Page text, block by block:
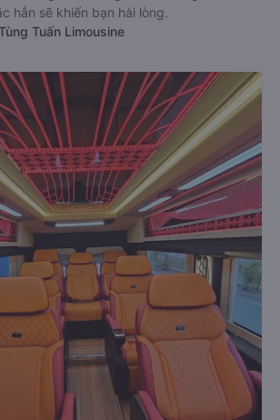
luôn luôn thấu hiểu và không ngừng hoàn
để mang lại cho khách hàng những dịch
hẳn sẽ khiến bạn hài lòng.
Tuấn Limousine